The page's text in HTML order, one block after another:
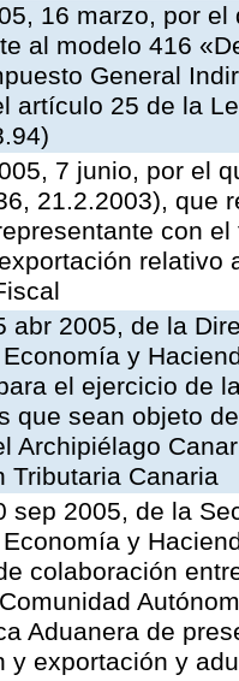
16 marzo, por
al modelo 416
General
artículo 25 de la
7 junio, por el
21.2.2003), que
con
relativo
abr 2005, de la
y
el ejercicio de
que sean objeto
Archipiélago
Tributaria Canaria
sep 2005, de la
y
colaboración
Aduanera de
y exportación y